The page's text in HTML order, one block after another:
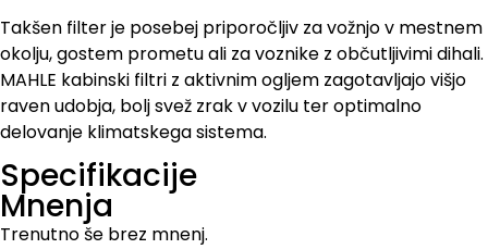
Takšen filter je posebej priporočljiv za vožnjo v mestnem
okolju, gostem prometu ali za voznike z občutljivimi dihali.
MAHLE kabinski filtri z aktivnim ogljem zagotavljajo višjo
raven udobja, bolj svež zrak v vozilu ter optimalno
delovanje klimatskega sistema.
Specifikacije
Mnenja
Trenutno še brez mnenj.